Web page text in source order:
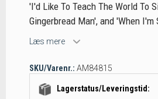
'I'd Like To Teach The World To
Gingerbread Man', and 'When I'm
Læs mere
SKU/Varenr.: AM84815
Lagerstatus/Leveringstid: